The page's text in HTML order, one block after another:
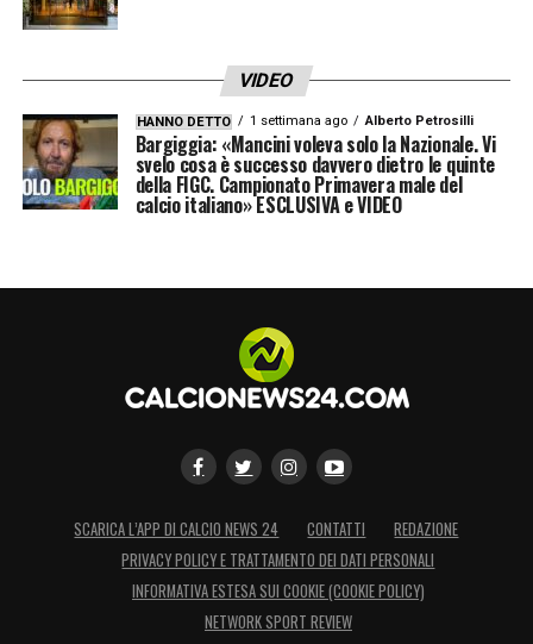
VIDEO
HANNO DETTO 1 settimana ago Alberto Petrosilli
Bargiggia: «Mancini voleva solo la Nazionale. Vi
svelo cosa è successo davvero dietro le quinte
della FIGC. Campionato Primavera male del
calcio italiano» ESCLUSIVA e VIDEO
SCARICA L’APP DI CALCIO NEWS 24 CONTATTI
REDAZIONE
PRIVACY POLICY E TRATTAMENTO DEI DATI PERSONALI
INFORMATIVA ESTESA SUI COOKIE (COOKIE POLICY)
NETWORK SPORT REVIEW